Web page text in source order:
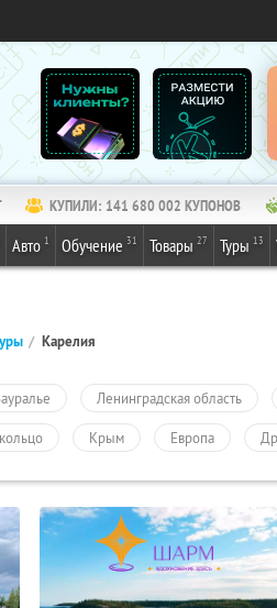
КУПИЛИ: 141 680 002 КУПОНОВ
Авто 1 Обучение 31 Товары 27 Туры 13
Карелия
Ленинградская область
Крым Европа